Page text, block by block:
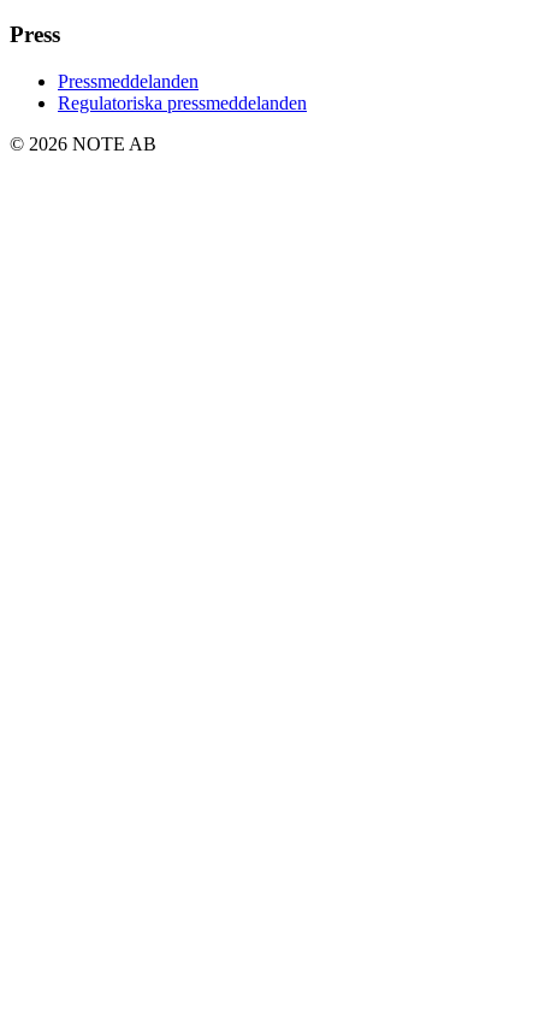
Press
Pressmeddelanden
Regulatoriska pressmeddelanden
© 2026 NOTE AB